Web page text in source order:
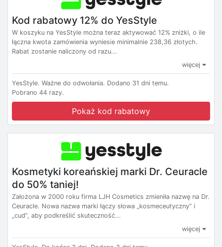
Kod rabatowy 12% do YesStyle
W koszyku na YesStyle można teraz aktywować 12% zniżki, o ile
łączna kwota zamówienia wyniesie minimalnie 238,36 złotych.
Rabat zostanie naliczony od razu...
więcej
YesStyle. Ważne do odwołania. Dodano 31 dni temu.
Pobrano 44 razy.
Pokaż kod rabatowy
Kosmetyki koreańskiej marki Dr. Ceuracle
do 50% taniej!
Założona w 2000 roku firma LJH Cosmetics zmieniła nazwę na Dr.
Ceuracle. Nowa nazwa marki łączy słowa „kosmeceutyczny” i
„cud”, aby podkreślić skuteczność...
więcej